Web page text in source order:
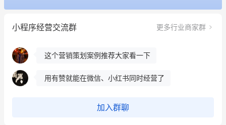
小程序经营交流群 更多行业商家群
昨晚的直播课程太好啦❤️
冰墩墩货源充足需要的联系我
这个营销策划案例推荐大家看一下
用有赞就能在微信、小红书同时经营了
加入群聊